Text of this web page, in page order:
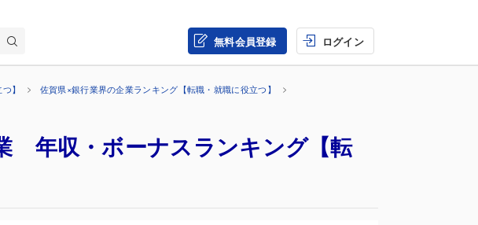
無料会員登録 ログイン
】
佐賀県×銀行業界の企業ランキング【転職・就職に役立つ】
年収・ボーナスランキング【転